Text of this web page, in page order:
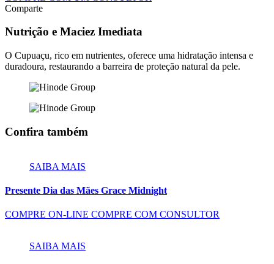
Comparte
Nutrição e Maciez Imediata
O Cupuaçu, rico em nutrientes, oferece uma hidratação intensa e
duradoura, restaurando a barreira de proteção natural da pele.
Confira também
SAIBA MAIS
Presente Dia das Mães Grace Midnight
COMPRE ON-LINE COMPRE COM CONSULTOR
SAIBA MAIS